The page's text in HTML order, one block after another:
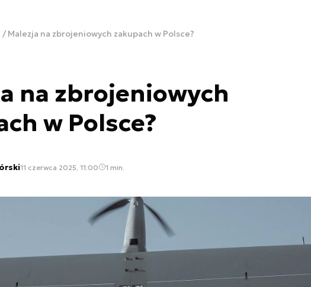
Malezja na zbrojeniowych zakupach w Polsce?
na zbrojeniowych
w Polsce?
11 czerwca 2025, 11:00 1 min.